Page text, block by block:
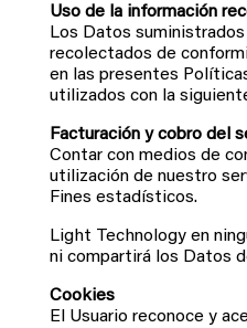
Uso de la información
Los Datos
recolectados de
en las presentes
utilizados con la
Facturación y cobro del
Contar con medios de
utilización de nuestro
Fines estadísticos.
Light Technology en
ni compartirá los Datos
Cookies
El Usuario reconoce y